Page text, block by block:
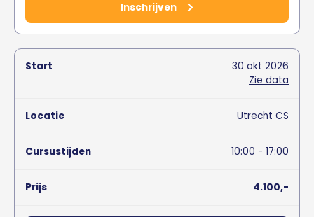
Inschrijven
30 okt 2026
Zie data
Utrecht CS
10:00 - 17:00
4.100,-